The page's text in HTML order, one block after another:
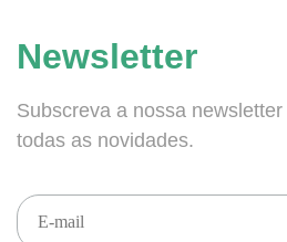
Newsletter
Subscreva a nossa
todas as novidades.